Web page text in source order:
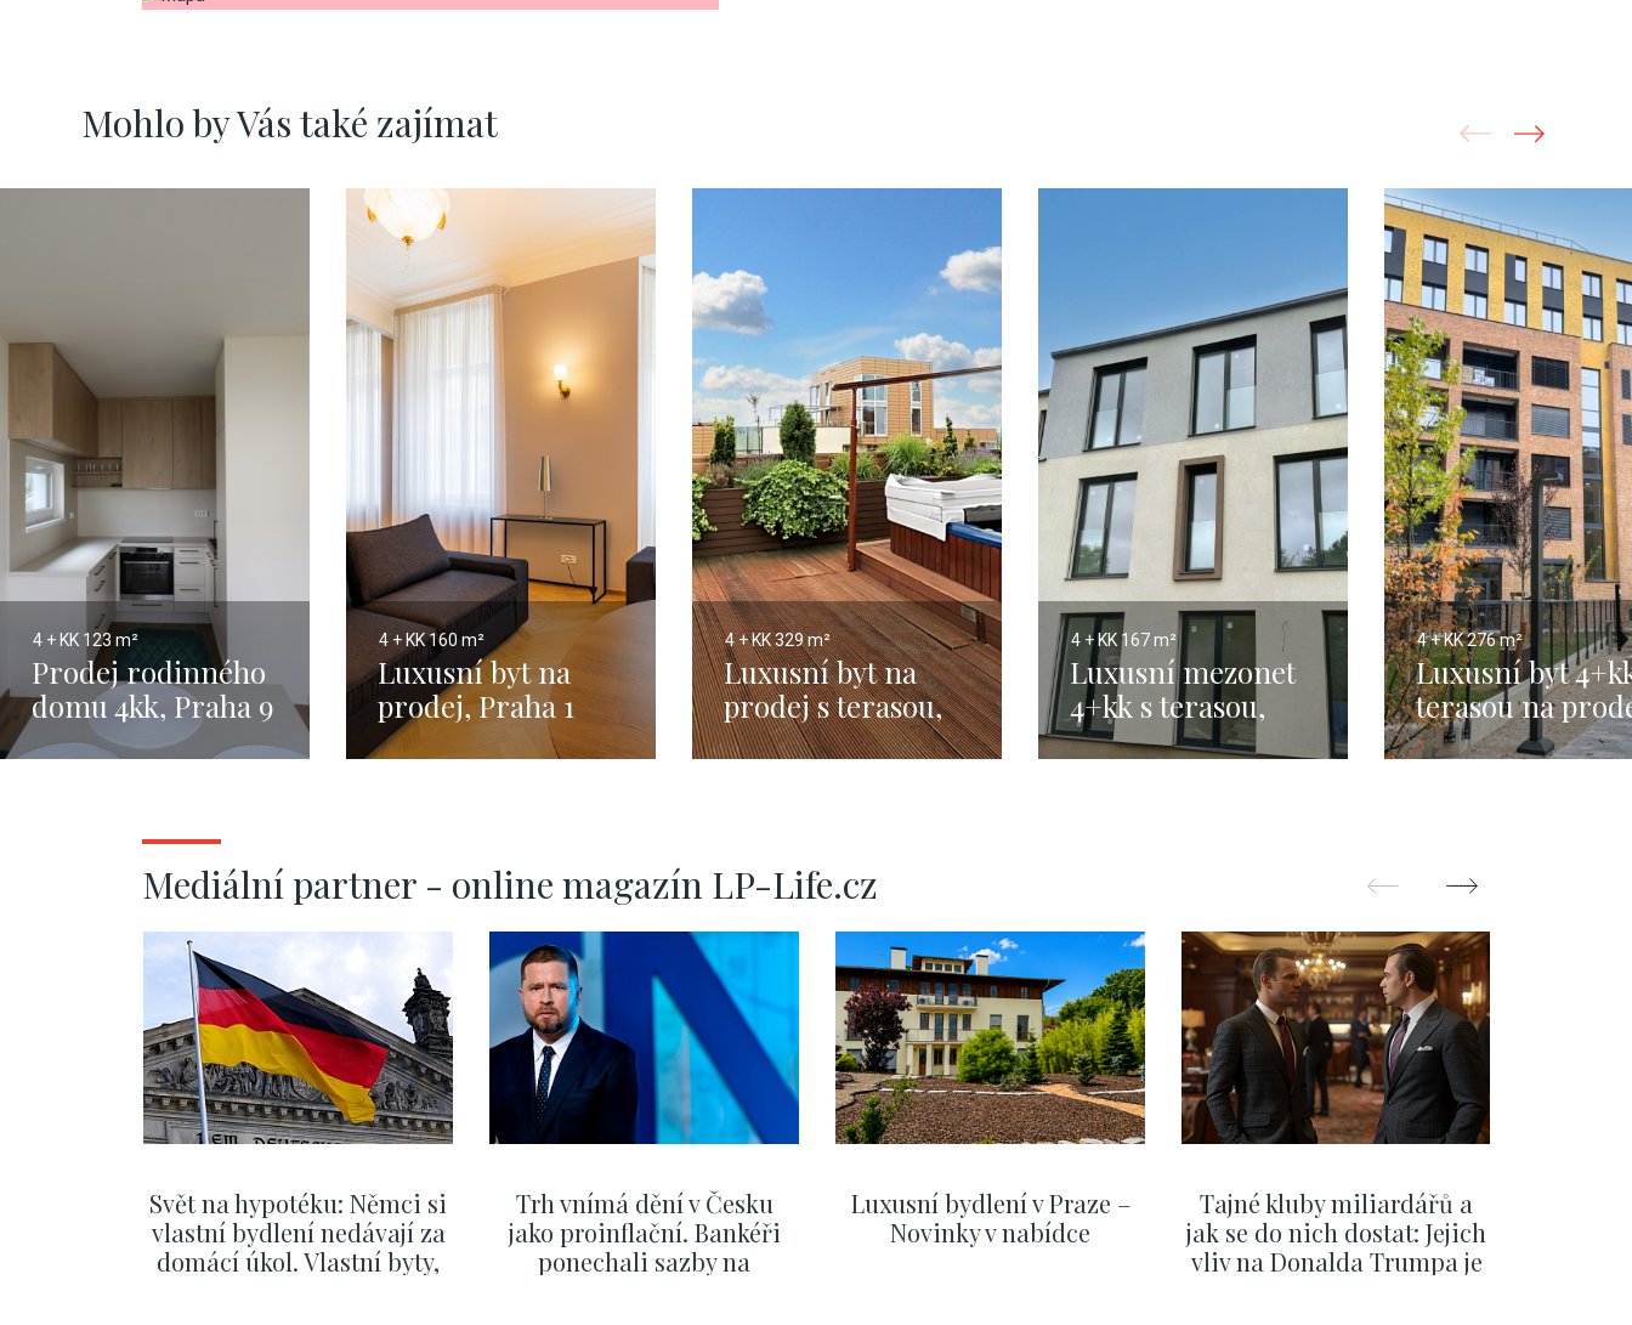
Mohlo by Vás také zajímat
4 + KK 123 m²
Prodej rodinného
domu 4kk, Praha 9
– 123m2
4 + KK160 m²
Luxusní byt na
prodej, Praha 1
Josefov - 160m
4 + KK329 m²
Luxusní byt na
prodej s terasou,
Praha 2 Vinohrady
4 + KK 167 m²
Luxusní mezonet
4+kk s terasou,
Praha 5 – 167 m2
4 + KK276 m²
Luxusní byt
terasou na
Praha 5 - 276m2
Mediální partner - online magazín LP-Life.cz
Svět na hypotéku: Němci si
vlastní bydlení nedávají za
domácí úkol. Vlastní byty,
Trh vnímá dění v Česku
jako proinflační. Bankéři
ponechali sazby na
Luxusní bydlení v Praze –
Novinky v nabídce
Tajné kluby miliardářů a
jak se do nich dostat: Jejich
vliv na Donalda Trumpa je